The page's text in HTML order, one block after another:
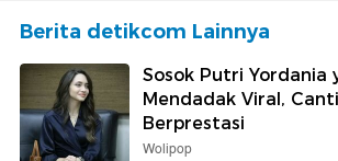
Berita detikcom Lainnya
Sosok Putri Yordania
Mendadak Viral,
Berprestasi
Wolipop